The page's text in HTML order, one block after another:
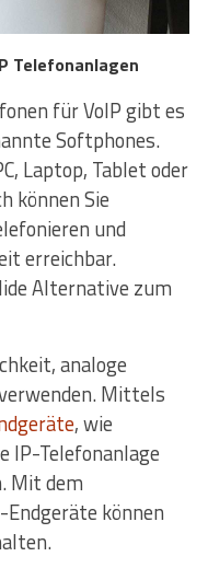
Telefonanlagen
für VoIP gibt es
Softphones.
Laptop, Tablet oder
können Sie
und
erreichbar.
Alternative zum
analoge
Mittels
, wie
IP-Telefonanlage
Mit dem
können